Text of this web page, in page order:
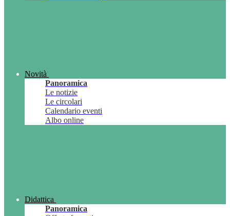
Novità
Panoramica
Le notizie
Le circolari
Calendario eventi
Albo online
Didattica
Panoramica